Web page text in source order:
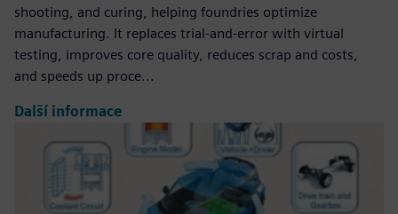
shooting, and curing, helping foundries optimize
manufacturing. It replaces trial-and-error with virtual
testing, improves core quality, reduces scrap and costs,
and speeds up proce...
Další informace